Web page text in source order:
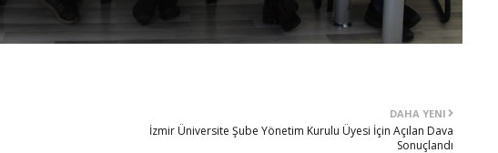
DAHA YENI
İzmir Üniversite Şube Yönetim Kurulu Üyesi İçin Açılan Dava
Sonuçlandı